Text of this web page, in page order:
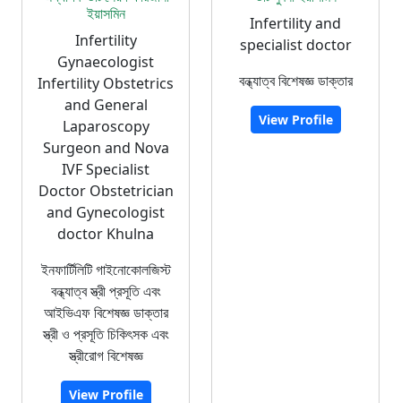
ইয়াসমিন
Infertility
Gynaecologist
Infertility Obstetrics
and General
Laparoscopy
Surgeon and Nova
IVF Specialist
Doctor Obstetrician
and Gynecologist
doctor Khulna
ইনফার্টিলিটি গাইনোকোলজিস্ট
বন্ধ্যাত্ব স্ত্রী প্রসূতি এবং
আইভিএফ বিশেষজ্ঞ ডাক্তার
স্ত্রী ও প্রসূতি চিকিৎসক এবং
স্ত্রীরোগ বিশেষজ্ঞ
View Profile
Infertility and
specialist doctor
বন্ধ্যাত্ব বিশেষজ্ঞ ডাক্তার
View Profile